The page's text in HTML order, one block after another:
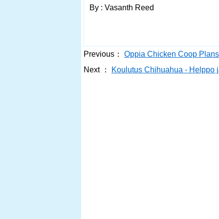
By : Vasanth Reed
Previous：
Oppia Chicken Coop Plans
Next ：
Koulutus Chihuahua - Helppo